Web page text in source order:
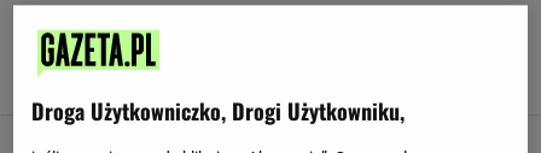
Nie zastanawiaj się, tylko wybierz jeden rożek.
CECHY CHARAKTERU
Droga Użytkowniczko, Drogi Użytkowniku,